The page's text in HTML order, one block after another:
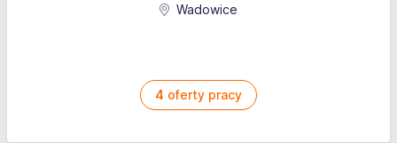
Wadowice
4 oferty pracy